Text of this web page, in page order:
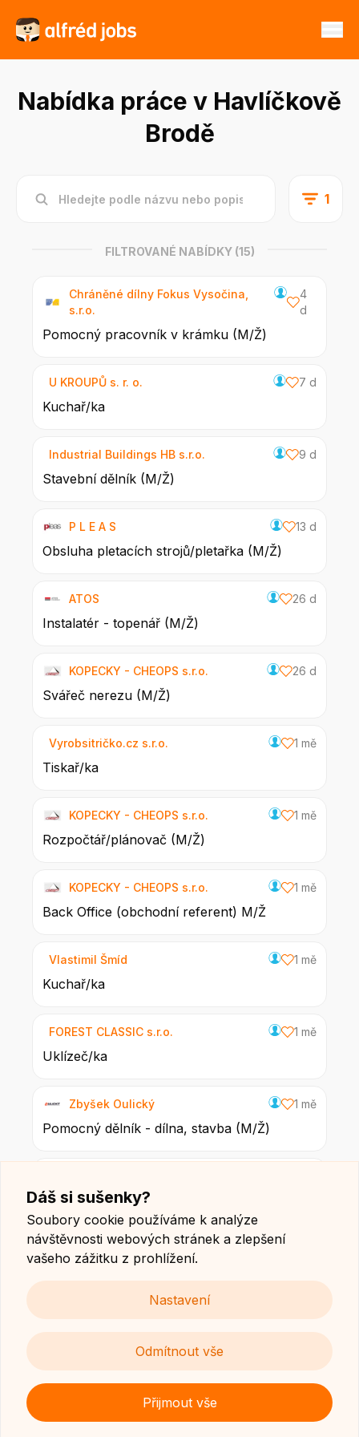
Nabídka práce v Havlíčkově
Brodě
1
FILTROVANÉ NABÍDKY (15)
Chráněné dílny Fokus Vysočina,
s.r.o.
4
d
Pomocný pracovník v krámku (M/Ž)
U KROUPŮ s. r. o. 7 d
Kuchař/ka
Industrial Buildings HB s.r.o. 9 d
Stavební dělník (M/Ž)
P L E A S 13 d
Obsluha pletacích strojů/pletařka (M/Ž)
ATOS 26 d
Instalatér - topenář (M/Ž)
KOPECKY - CHEOPS s.r.o. 26 d
Svářeč nerezu (M/Ž)
Vyrobsitričko.cz s.r.o. 1 mě
Tiskař/ka
KOPECKY - CHEOPS s.r.o. 1 mě
Rozpočtář/plánovač (M/Ž)
KOPECKY - CHEOPS s.r.o. 1 mě
Back Office (obchodní referent) M/Ž
Vlastimil Šmíd 1 mě
Kuchař/ka
FOREST CLASSIC s.r.o. 1 mě
Uklízeč/ka
Zbyšek Oulický 1 mě
Pomocný dělník - dílna, stavba (M/Ž)
Učitel/ka anglického jazyka na 2. stupni
KOPECKY - CHEOPS s.r.o.
AB JET 1 mě
Dělník ve výrobě - brusič, zámečník (M/Ž)
Dáš si sušenky?
Soubory cookie používáme k analýze
návštěvnosti webových stránek a zlepšení
vašeho zážitku z prohlížení.
Nastavení
Odmítnout vše
Přijmout vše